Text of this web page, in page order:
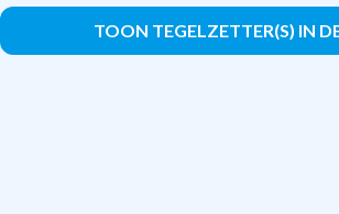
TOON TEGELZETTER(S) IN